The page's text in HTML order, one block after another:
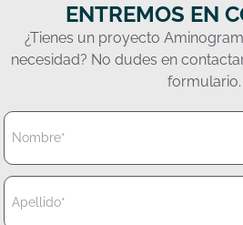
ENTREMOS EN
¿Tienes un proyecto
necesidad? No dudes en
formulario.